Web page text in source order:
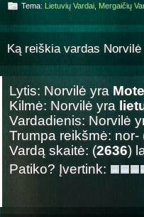
Tema: Lietuvių Vardai Mergaičių
Ką reiškia vardas
Lytis: Norvilė yra
Kilmė: Norvilė yra
Vardadienis: Norvilė
Trumpa reikšmė: nor-
Vardą skaitė: (2636)
Patiko? Įvertink: